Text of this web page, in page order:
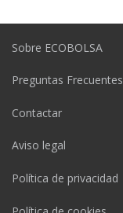
Sobre ECOBOLSA
Preguntas Frecuentes
Contactar
Aviso legal
Política de privacidad